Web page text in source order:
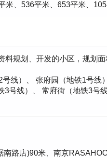
、536平米、653平米、
规划、开发的小区，规划
线）、 张府园（地铁1号
号线）、 常府街（地铁3号
路店)90米、南京